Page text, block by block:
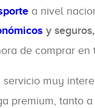
a nivel
y
de comprar en
servicio muy
premium, tanto